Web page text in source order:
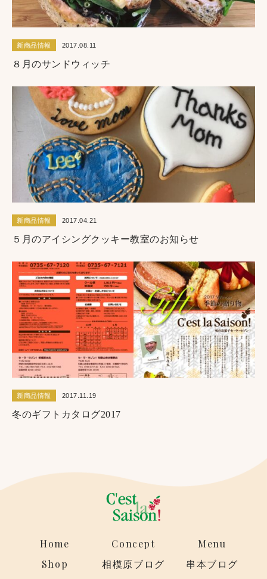
新商品情報 2017.08.11
８月のサンドウィッチ
新商品情報 2017.04.21
５月のアイシングクッキー教室のお知らせ
新商品情報 2017.11.19
冬のギフトカタログ2017
Home Concept
Menu
Shop
相模原ブログ 串本ブログ